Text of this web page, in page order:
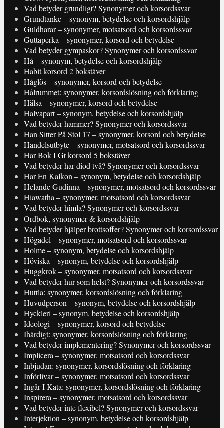
Vad betyder grundligt? Synonymer och korsordssvar
Grundtanke – synonym, betydelse och korsordshjälp
Guldharar – synonymer, motsatsord och korsordssvar
Guttaperka – synonymer, korsord och betydelse
Vad betyder gympaskor? Synonymer och korsordssvar
Hå – synonym, betydelse och korsordshjälp
Habit korsord 2 bokstäver
Håglös – synonymer, korsord och betydelse
Hålrummet: synonymer, korsordslösning och förklaring
Hälsa – synonymer, korsord och betydelse
Halvapart – synonym, betydelse och korsordshjälp
Vad betyder hammer? Synonymer och korsordssvar
Han Sitter På Stol 17 – synonymer, korsord och betydelse
Handelsutbyte – synonymer, motsatsord och korsordssvar
Har Bok I Gt korsord 5 bokstäver
Vad betyder har diod två? Synonymer och korsordssvar
Har En Kalkon – synonym, betydelse och korsordshjälp
Helande Gudinna – synonymer, motsatsord och korsordssvar
Hiawatha – synonymer, motsatsord och korsordssvar
Vad betyder himla? Synonymer och korsordssvar
Ordbok, synonymer & korsordshjälp
Vad betyder hjälper brottsoffer? Synonymer och korsordssvar
Högadel – synonymer, motsatsord och korsordssvar
Holme – synonym, betydelse och korsordshjälp
Höviska – synonym, betydelse och korsordshjälp
Huggkrok – synonymer, motsatsord och korsordssvar
Vad betyder hur som helst? Synonymer och korsordssvar
Huttla: synonymer, korsordslösning och förklaring
Huvudperson – synonym, betydelse och korsordshjälp
Hyckleri – synonym, betydelse och korsordshjälp
Ideologi – synonymer, korsord och betydelse
Ihärdigt: synonymer, korsordslösning och förklaring
Vad betyder implementering? Synonymer och korsordssvar
Implicera – synonymer, motsatsord och korsordssvar
Inbjudan: synonymer, korsordslösning och förklaring
Införlivar – synonymer, motsatsord och korsordssvar
Ingår I Kata: synonymer, korsordslösning och förklaring
Inspirera – synonymer, motsatsord och korsordssvar
Vad betyder inte flexibel? Synonymer och korsordssvar
Interjektion – synonym, betydelse och korsordshjälp